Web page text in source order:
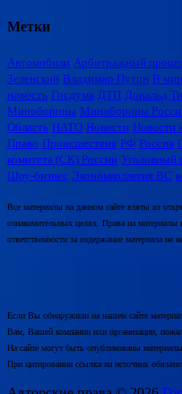
Метки
Автомобили Арбитражный
Зеленский Владимир Путин В
новость Госдума ДТП Дональд
Минобороны Минобороны
Область НАТО Новости Новости
Право Происшествия РФ Россия
комитета (СК) России Уголовный
Шоу-бизнес Экономколлегия ВС
Все материалы на данном сайте взяты из
ознакомительных целях. Права на материалы
ответственности за содержание материала не
Если Вы обнаружили на нашем сайте
Вам, Вашей компании или организации,
На сайте могут быть опубликованы
При цитировании ссылка на источник